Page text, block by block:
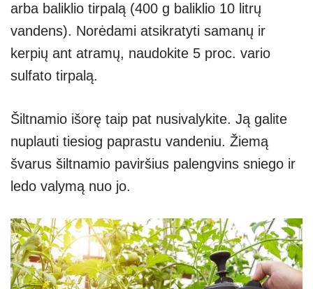
arba baliklio tirpalą (400 g baliklio 10 litrų
vandens). Norėdami atsikratyti samanų ir
kerpių ant atramų, naudokite 5 proc. vario
sulfato tirpalą.
Šiltnamio išorę taip pat nusivalykite. Ją galite
nuplauti tiesiog paprastu vandeniu. Žiemą
švarus šiltnamio paviršius palengvins sniego ir
ledo valymą nuo jo.